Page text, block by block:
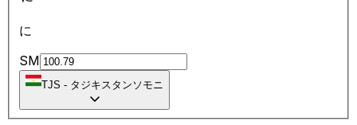
に
SM
TJS - タジキスタンソモニ